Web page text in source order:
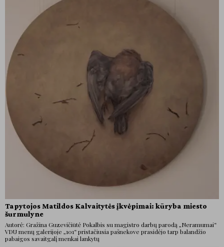
Tapytojos Matildos Kalvaitytės įkvėpimai: kūryba miesto
šurmulyne
Autorė: Gražina Guzevičiūtė Pokalbis su magistro darbų parodą „Neramumai“
VDU menų galerijoje „101“ pristačiusia pašnekove prasidėjo tarp balandžio
pabaigos savaitgalį menkai lankytų